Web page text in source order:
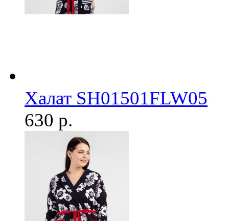
Халат SH01501FLW05
630 р.